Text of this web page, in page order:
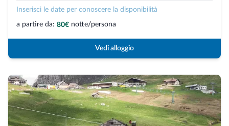
Inserisci le date per conoscere la disponibilità
a partire da: 80€ notte/persona
Vedi alloggio